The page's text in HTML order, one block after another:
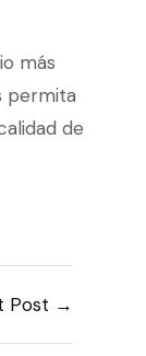
más
permita
de
Post →